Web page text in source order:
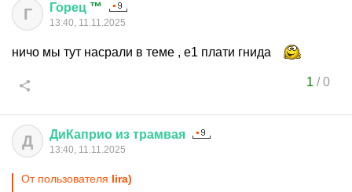
Г Горец ™
13:40, 11.11.2025
ничо мы тут насрали в теме , е1 плати гнида
1 /0
Д ДиКаприо из трамвая
13:40, 11.11.2025
От пользователя lira)